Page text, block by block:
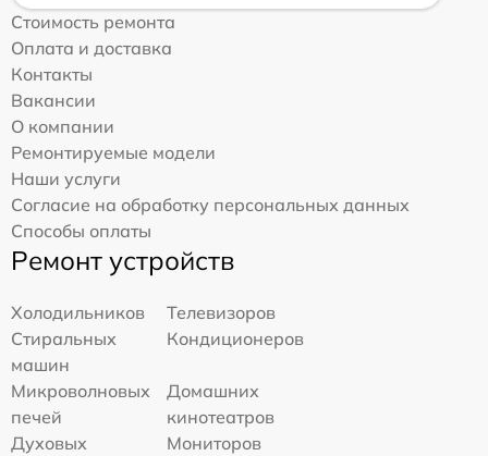
Стоимость ремонта
Оплата и доставка
Контакты
Вакансии
О компании
Ремонтируемые модели
Наши услуги
Согласие на обработку персональных данных
Способы оплаты
Ремонт устройств
Холодильников
Телевизоров
Стиральных
машин
Кондиционеров
Микроволновых
печей
Домашних
кинотеатров
Духовых
Мониторов